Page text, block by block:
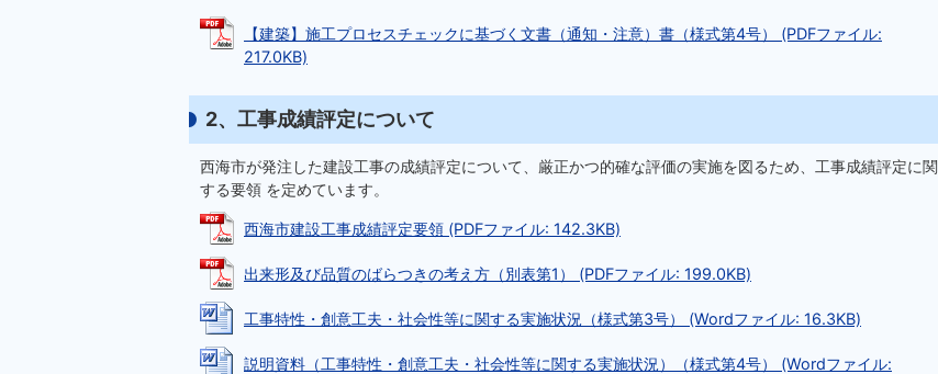
【建築】施工プロセスチェックに基づく文書（通知・注意）書（様式第4号） (PDFファイル:
217.0KB)
2、工事成績評定について
西海市が発注した建設工事の成績評定について、厳正かつ的確な評価の実施を図るため、工事成績評定に関
する要領 を定めています。
西海市建設工事成績評定要領 (PDFファイル: 142.3KB)
出来形及び品質のばらつきの考え方（別表第1） (PDFファイル: 199.0KB)
工事特性・創意工夫・社会性等に関する実施状況（様式第3号） (Wordファイル: 16.3KB)
説明資料（工事特性・創意工夫・社会性等に関する実施状況）（様式第4号） (Wordファイル: